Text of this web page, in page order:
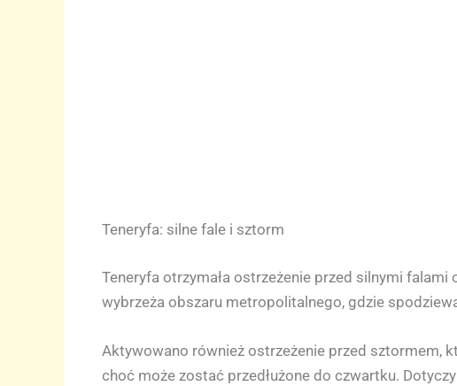
Teneryfa: silne fale i sztorm
Teneryfa otrzymała ostrzeżenie przed silnymi
wybrzeża obszaru metropolitalnego, gdzie
Aktywowano również ostrzeżenie przed sztormem,
choć może zostać przedłużone do czwartku.